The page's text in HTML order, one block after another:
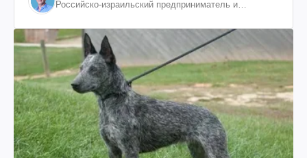
Российско-израильский предприниматель и
"ЮКОСа"